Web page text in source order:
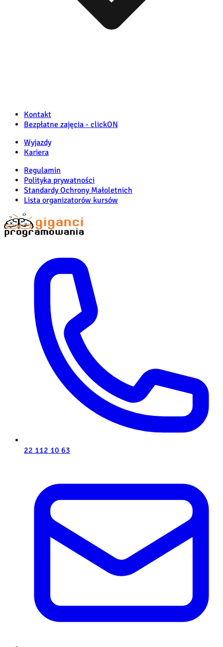
Kontakt
Bezpłatne zajęcia - clickON
Wyjazdy
Kariera
Regulamin
Polityka prywatności
Standardy Ochrony Małoletnich
Lista organizatorów kursów
22 112 10 63